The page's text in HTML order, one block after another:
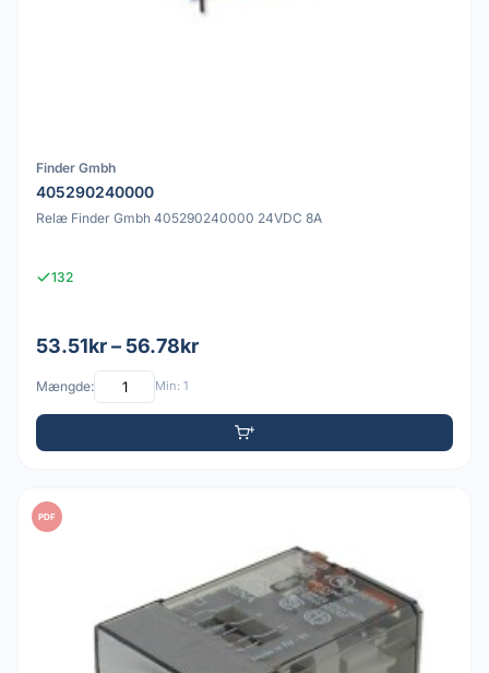
Finder Gmbh
405290240000
Relæ Finder Gmbh 405290240000 24VDC 8A
132
53.51kr – 56.78kr
Mængde: Min: 1
PDF